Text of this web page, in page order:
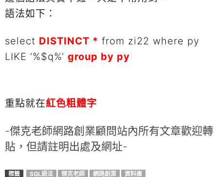
語法如下：
select DISTINCT * from zi22 where py
LIKE ‘%$q%’ group by py
重點就在紅色粗體字
-傑克老師網路創業顧問站內所有文章歡迎轉
貼，但請註明出處及網址-
標籤 SQL語法 傑克老師 網路創業 資料庫